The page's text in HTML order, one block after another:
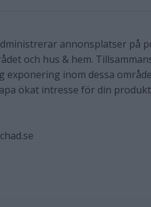
annonsplatser på
och hus & hem.
exponering inom dessa
ökat intresse för din